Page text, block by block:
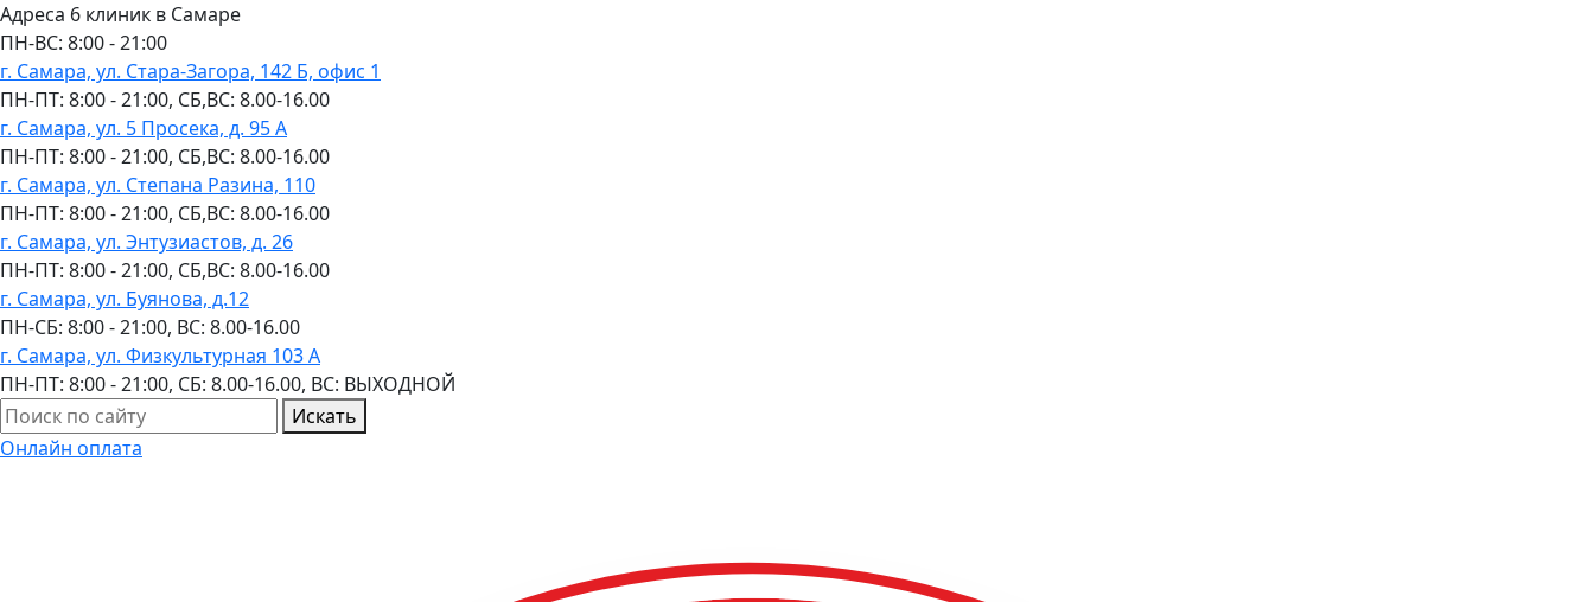
Адреса 6 клиник в Самаре
ПН-ВC: 8:00 - 21:00
г. Самара, ул. Стара-Загора, 142 Б, офис 1
ПН-ПТ: 8:00 - 21:00, СБ,ВС: 8.00-16.00
г. Самара, ул. 5 Просека, д. 95 А
ПН-ПТ: 8:00 - 21:00, СБ,ВС: 8.00-16.00
г. Самара, ул. Степана Разина, 110
ПН-ПТ: 8:00 - 21:00, СБ,ВС: 8.00-16.00
г. Самара, ул. Энтузиастов, д. 26
ПН-ПТ: 8:00 - 21:00, СБ,ВС: 8.00-16.00
г. Самара, ул. Буянова, д.12
ПН-СБ: 8:00 - 21:00, ВС: 8.00-16.00
г. Самара, ул. Физкультурная 103 А
ПН-ПТ: 8:00 - 21:00, СБ: 8.00-16.00, ВС: ВЫХОДНОЙ
Искать
Онлайн оплата